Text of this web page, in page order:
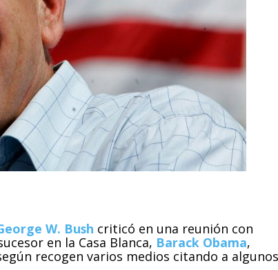
W. Bush criticó en una reunión con
en la Casa Blanca, Barack Obama,
recogen varios medios citando a algunos